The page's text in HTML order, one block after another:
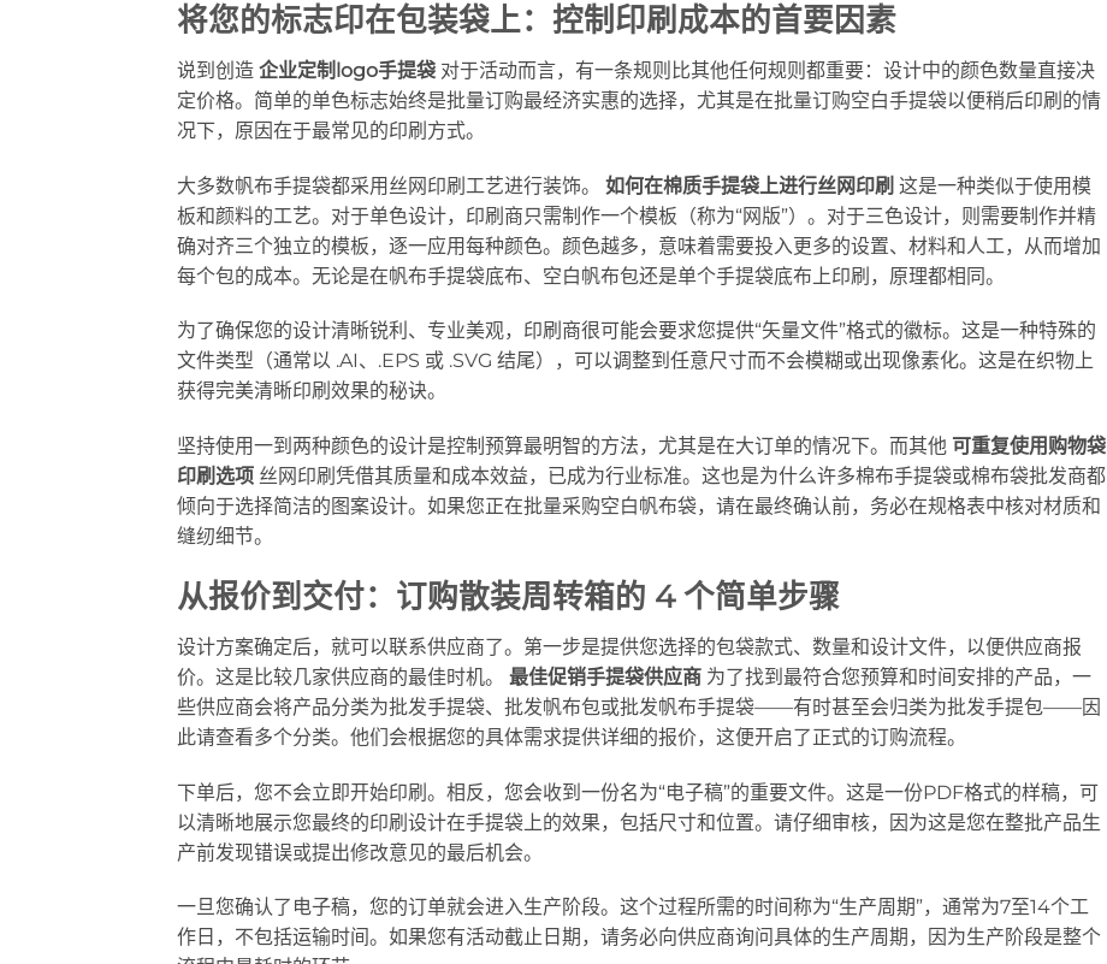
将您的标志印在包装袋上：控制印刷成本的首要因素
说到创造 企业定制logo手提袋 对于活动而言，有一条规则比其他任何规则都重要：设计中的颜色数量直接决
定价格。简单的单色标志始终是批量订购最经济实惠的选择，尤其是在批量订购空白手提袋以便稍后印刷的情
况下，原因在于最常见的印刷方式。
大多数帆布手提袋都采用丝网印刷工艺进行装饰。 如何在棉质手提袋上进行丝网印刷 这是一种类似于使用模
板和颜料的工艺。对于单色设计，印刷商只需制作一个模板（称为“网版”）。对于三色设计，则需要制作并精
确对齐三个独立的模板，逐一应用每种颜色。颜色越多，意味着需要投入更多的设置、材料和人工，从而增加
每个包的成本。无论是在帆布手提袋底布、空白帆布包还是单个手提袋底布上印刷，原理都相同。
为了确保您的设计清晰锐利、专业美观，印刷商很可能会要求您提供“矢量文件”格式的徽标。这是一种特殊的
文件类型（通常以 .AI、.EPS 或 .SVG 结尾），可以调整到任意尺寸而不会模糊或出现像素化。这是在织物上
获得完美清晰印刷效果的秘诀。
坚持使用一到两种颜色的设计是控制预算最明智的方法，尤其是在大订单的情况下。而其他 可重复使用购物袋
印刷选项 丝网印刷凭借其质量和成本效益，已成为行业标准。这也是为什么许多棉布手提袋或棉布袋批发商都
倾向于选择简洁的图案设计。如果您正在批量采购空白帆布袋，请在最终确认前，务必在规格表中核对材质和
缝纫细节。
从报价到交付：订购散装周转箱的 4 个简单步骤
设计方案确定后，就可以联系供应商了。第一步是提供您选择的包袋款式、数量和设计文件，以便供应商报
价。这是比较几家供应商的最佳时机。 最佳促销手提袋供应商 为了找到最符合您预算和时间安排的产品，一
些供应商会将产品分类为批发手提袋、批发帆布包或批发帆布手提袋——有时甚至会归类为批发手提包——因
此请查看多个分类。他们会根据您的具体需求提供详细的报价，这便开启了正式的订购流程。
下单后，您不会立即开始印刷。相反，您会收到一份名为“电子稿”的重要文件。这是一份PDF格式的样稿，可
以清晰地展示您最终的印刷设计在手提袋上的效果，包括尺寸和位置。请仔细审核，因为这是您在整批产品生
产前发现错误或提出修改意见的最后机会。
一旦您确认了电子稿，您的订单就会进入生产阶段。这个过程所需的时间称为“生产周期”，通常为7至14个工
作日，不包括运输时间。如果您有活动截止日期，请务必向供应商询问具体的生产周期，因为生产阶段是整个